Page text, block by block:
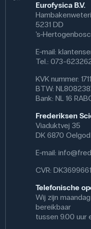
Eurofysica B.V.
5231 DD
's-
E-mail:
Tel.: 073-
KVK nummer:
BTW:
Bank: NL 16
Frederiksen
Viaduktvej 35
DK 6870 Oelgod
E-mail:
CVR:
Telefonische
Wij zijn
bereikbaar
tussen 9.00 uur